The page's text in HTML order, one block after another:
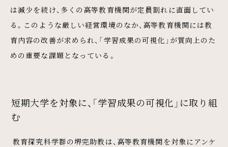
は減少を続け、多くの高等教育機関が定員割れに直面してい
る。このような厳しい経営環境のなか、高等教育機関には教
育内容の改善が求められ、「学習成果の可視化」が質向上のた
めの重要な課題となっている。
短期大学を対象に、「学習成果の可視化」に取り組
む
教育探究科学群の堺完助教は、高等教育機関を対象にアンケ